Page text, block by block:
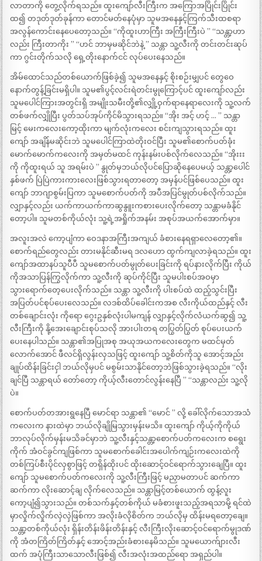
လာတာကို တွေ့လိုက်ရသည်။ ထူးကျော်လီးကြီးက အကြောအပြိုင်းပြိုင်း
ထ၍ တဒုတ်ဒုတ်ခုန်ကာ တောင်မတ်နေပုံမှာ သူမအနေနှင့်ကြက်သီးထစရာ
အလွန်ကောင်းနေပေတော့သည်။ “ကိုထူးဟာကြီး အကြီးကြီးပဲ ” “သန္တာ့ဟာ
လည်း ကြီးတာကိုး ” “ဟင် ဘာမှမဆိုင်ဘဲနဲ့ ” သန္တာ သူ့လီးကို တင်းတင်းဆုပ်
ကာ ဂွင်းတိုက်သလို ရှေ့တိုးနောက်ငင် လုပ်ပေးနေသည်။
အိမ်ထောင်သည်တစ်ယောက်ဖြစ်ခဲ့၍ သူမအနေနှင့် စိုးစဉ်းမျှပင် တွေဝေ
နောက်တွန့်ခြင်းမရှိပါ။ သူမ၏ပွင့်လင်းရဲတင်းမွုကြောင့်ပင် ထူးကျော်လည်း
သူမပေါင်ကြားအတွင်းရှိ အမျိုးသမီးတို့၏လျှို့ဝှက်ရာနေရာလေးကို သူ့လက်
တစ်ဖက်လျှိုပြီး ပွတ်သပ်အုပ်ကိုင်မိသွားရသည်။ “အိုး အင့် ဟင့် … ” သန္တာ
မြင့် မေးကလေးကော့ထိုးကာ မျက်လုံးကလေး စင်းကျသွားရသည်။ ထူး
ကျော် အချိန်မဆိုင်းဘဲ သူမပေါင်ကြာထဲတိုးဝင်ပြီး သူမ၏စောက်ပတ်ခုံး
မောက်မောက်ကလေးကို အမှတ်မထင် ကုန်းနမ်းပစ်လိုက်လေသည်။ “အိုးးး
ကို ကိုထူးရယ် သူ အရမ်းပဲ ” နွုတ်မှဘယ်လိုပင်ပြောဆိုနေပေမယ့် သန္တာ့ပေါင်
နှစ်ဖက် ပြဲပြဲကားကားလေးဖြစ်သွားရတာတော့ အမှန်ပင်ဖြစ်ပေသည်။ ထူး
ကျော် ဘာဂျာစွမ်းပြကာ သူမစောက်ပတ်ကို အပီအပြင်မွုတ်ပစ်လိုက်သည်။
လျှာနှင့်လည်း ယက်ကာယက်ကာဆွနွူးကစားပေးလိုက်တော့ သန္တာမခံနိုင်
တော့ပါ။ သူမတစ်ကိုယ်လုံး သူ့ရဲ့အရှိုက်အနမ်း အစုပ်အယက်အောက်မှာ။
အလူးအလဲ ကော့ပျံကာ ဝေဒနာအကြီးအကျယ် ခံစားနေရရှာလေတော့၏။
စောက်ရည်တွေလည်း တားမနိုင်ဆီးမရ ဒလဟော ထွက်ကျလာခဲ့ရသည်။ ထူး
ကျော်အထာနပ်သူပီပီ သူမစောက်ပတ်မွုတ်ပေးခြင်းကို ရပ်နားလိုက်ပြီး ကိုယ်
ကိုအသာပြန်ကြွလိုက်ကာ သူ့လီးကို ဆုပ်ကိုင်ပြီး သူမပါးစပ်အဝမှာ
သွားရောက်တေ့ပေးလိုက်သည်။ သန္တာ သူ့လီးကို ပါးစပ်ထဲ ထည့်သွင်းပြီး
အပြတ်ပင်စုပ်ပေးလေသည်။ လဒစ်ထိပ်ခေါင်းကအစ လီးကိုယ်ထည်နှင့် လီး
တစ်ချောင်းလုံး ကိုရော ဂွေးဥနှစ်လုံးပါမကျန် လျှာနှင့်လိုက်လံယက်ဆွ၍ သူ့
လီးကြီးကို နို့အေးချောင်းစုပ်သလို အားပါးတရ တပြွတ်ပြွတ် စုပ်ပေးယက်
ပေးနေပါသည်။ သန္တာ၏အပြုအစု အယုအယကလေးတွေက မထင်မှတ်
လောက်အောင် ဖီလင်ရှိလွန်းလှသဖြင့် ထူးကျော် သူ့စိတ်ကိုသူ အောင့်အည်း
ချုပ်ထိန်းခြင်းငှါ ဘယ်လိုမှပင် မစွမ်းသာနိုင်တော့ဘဲဖြစ်သွားခဲ့ရသည်။ “လိုး
ချင်ပြီ သန္တာရယ် တော်တော့ ကိုယ့်လီးတောင်လွန်းနေပြီ ” “သန္တာလည်း သူ့လို
ပဲ။
စောက်ပတ်တအားရွနေပြီ မောင်ရာ သန္တာ၏ “မောင် ” လို့ ခေါ်လိုက်သောအသံ
ကလေးက နားထဲမှာ ဘယ်လိုချိုမြသွားမှန်းမသိ။ ထူးကျော် ကိုယ့်ကိုကိုယ်
ဘာလုပ်လိုက်မှန်းမသိခင်မှာဘဲ သူ့လီးနှင့်သန္တာ့စောက်ပတ်ကလေးက စရွေး
ကိုက် အံဝင်ခွင်ကျဖြစ်ကာ သူမစောက်ခေါင်းအပေါက်ကျဉ်းကလေးထဲကို
တစ်ကြပ်စီးပိုင်လှစွာဖြင့် တရှိန်ထိုးပင် ထိုးဆောင့်ဝင်ရောက်သွားချေပြီ။ ထူး
ကျော် သူမစောက်ပတ်ကလေးကို သူ့လီးကြီးဖြင့် မညှာမတာပင် ဆက်ကာ
ဆက်ကာ လိုးဆောင့်ချ လိုက်လေသည်။ သန္တာမြင့်တစ်ယောက် ထွန့်လူး
ကော့ပျံ၍သွားသည်။ တစ်သက်နှင့်တစ်ကိုယ် မခံစားဖူးသည့်အရသာမို့ ရင်ထဲ
မှာလှိုက်လှိုက်လှဲလှဲဖြစ်ကာ အလိုးခံလိုစိတ်က ဘယ်လိုမှ ထိန်းမရတော့ချေ။
သန္တာ့တစ်ကိုယ်လုံး ရှိန်းတိန်းဖိန်းတိန်းနှင့် လီးကြီးလိုးဆောင့်ဝင်ရောက်မွုဒဏ်
ကို အံတကြိတ်ကြိတ်နှင့် အောင့်အည်းခံစားနေမိသည်။ သူမယောက်ျားလီး
ထက် အပုံကြီးသာသောလီးဖြစ်၍ လီးအလုံးအထည်ရော အရှည်ပါ။